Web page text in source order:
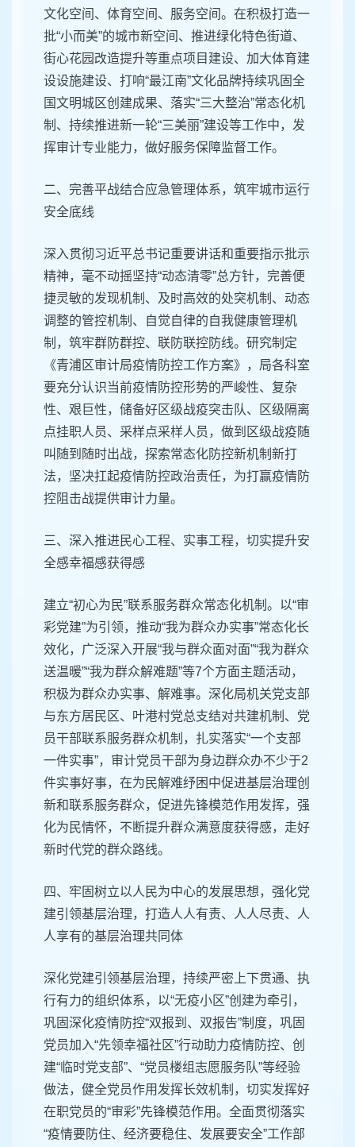
文化空间、体育空间、服务空间。在积极打造一
批“小而美”的城市新空间、推进绿化特色街道、
街心花园改造提升等重点项目建设、加大体育建
设设施建设、打响“最江南”文化品牌持续巩固全
国文明城区创建成果、落实“三大整治”常态化机
制、持续推进新一轮“三美丽”建设等工作中，发
挥审计专业能力，做好服务保障监督工作。
二、完善平战结合应急管理体系，筑牢城市运行
安全底线
深入贯彻习近平总书记重要讲话和重要指示批示
精神，毫不动摇坚持“动态清零”总方针，完善便
捷灵敏的发现机制、及时高效的处突机制、动态
调整的管控机制、自觉自律的自我健康管理机
制，筑牢群防群控、联防联控防线。研究制定
《青浦区审计局疫情防控工作方案》，局各科室
要充分认识当前疫情防控形势的严峻性、复杂
性、艰巨性，储备好区级战疫突击队、区级隔离
点挂职人员、采样点采样人员，做到区级战疫随
叫随到随时出战，探索常态化防控新机制新打
法，坚决扛起疫情防控政治责任，为打赢疫情防
控阻击战提供审计力量。
三、深入推进民心工程、实事工程，切实提升安
全感幸福感获得感
建立“初心为民”联系服务群众常态化机制。以“审
彩党建”为引领，推动“我为群众办实事”常态化长
效化，广泛深入开展“我与群众面对面”“我为群众
送温暖”“我为群众解难题”等7个方面主题活动，
积极为群众办实事、解难事。深化局机关党支部
与东方居民区、叶港村党总支结对共建机制、党
员干部联系服务群众机制，扎实落实“一个支部
一件实事”，审计党员干部为身边群众办不少于2
件实事好事，在为民解难纾困中促进基层治理创
新和联系服务群众，促进先锋模范作用发挥，强
化为民情怀，不断提升群众满意度获得感，走好
新时代党的群众路线。
四、牢固树立以人民为中心的发展思想，强化党
建引领基层治理，打造人人有责、人人尽责、人
人享有的基层治理共同体
深化党建引领基层治理，持续严密上下贯通、执
行有力的组织体系，以“无疫小区”创建为牵引，
巩固深化疫情防控“双报到、双报告”制度，巩固
党员加入“先领幸福社区”行动助力疫情防控、创
建“临时党支部”、“党员楼组志愿服务队”等经验
做法，健全党员作用发挥长效机制，切实发挥好
在职党员的“审彩”先锋模范作用。全面贯彻落实
“疫情要防住、经济要稳住、发展要安全”工作部